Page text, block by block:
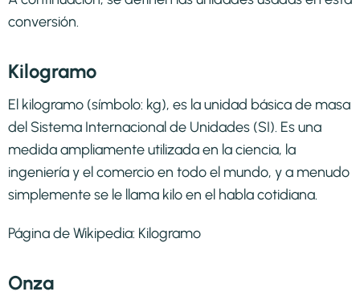
conversión.
Kilogramo
El kilogramo​ (símbolo: kg),​ es la unidad básica de masa
del Sistema Internacional de Unidades (SI). Es una
medida ampliamente utilizada en la ciencia, la
ingeniería y el comercio en todo el mundo, y a menudo
simplemente se le llama kilo en el habla cotidiana.
Página de Wikipedia: Kilogramo
Onza